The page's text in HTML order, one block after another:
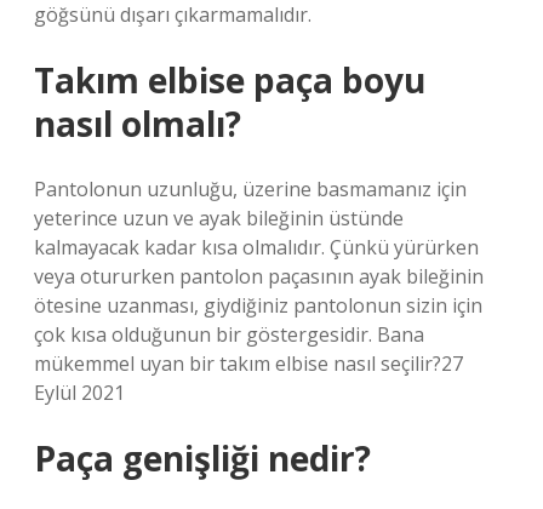
göğsünü dışarı çıkarmamalıdır.
Takım elbise paça boyu
nasıl olmalı?
Pantolonun uzunluğu, üzerine basmamanız için
yeterince uzun ve ayak bileğinin üstünde
kalmayacak kadar kısa olmalıdır. Çünkü yürürken
veya otururken pantolon paçasının ayak bileğinin
ötesine uzanması, giydiğiniz pantolonun sizin için
çok kısa olduğunun bir göstergesidir. Bana
mükemmel uyan bir takım elbise nasıl seçilir?27
Eylül 2021
Paça genişliği nedir?